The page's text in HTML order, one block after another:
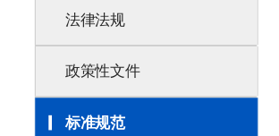
法律法规
政策性文件
标准规范